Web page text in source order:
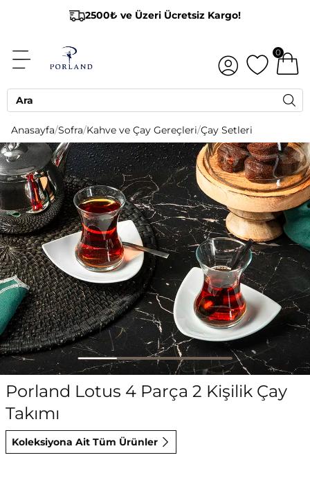
2500₺ ve Üzeri Ücretsiz Kargo!
0
Anasayfa/Sofra/Kahve ve Çay Gereçleri/Çay Setleri
Porland Lotus 4 Parça 2 Kişilik Çay
Takımı
Koleksiyona Ait Tüm Ürünler